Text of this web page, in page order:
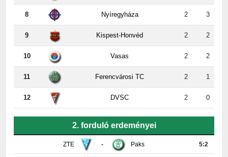
9 Kispest-Honvéd 2 2
10 Vasas 2 2
11 Ferencvárosi TC 2 1
12 DVSC 2 0
ZTE - Paks
Újpest DVSC 4:2